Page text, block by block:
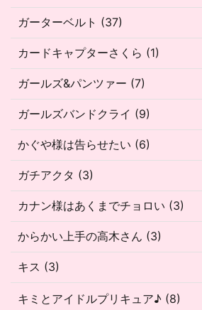
ガーターベルト (37)
カードキャプターさくら (1)
ガールズ&パンツァー (7)
ガールズバンドクライ (9)
かぐや様は告らせたい (6)
ガチアクタ (3)
カナン様はあくまでチョロい (3)
からかい上手の高木さん (3)
キス (3)
キミとアイドルプリキュア♪ (8)